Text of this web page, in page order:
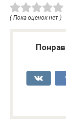
( Пока оценок нет )